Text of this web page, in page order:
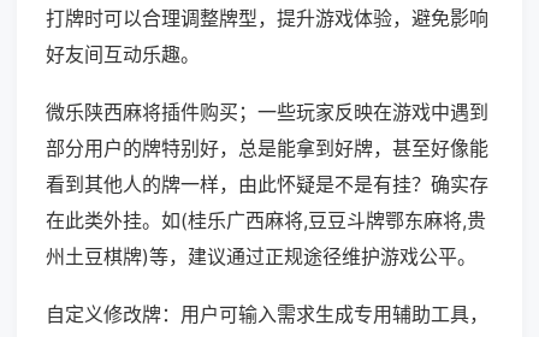
打牌时可以合理调整牌型，提升游戏体验，避免影响
好友间互动乐趣。
微乐陕西麻将插件购买；一些玩家反映在游戏中遇到
部分用户的牌特别好，总是能拿到好牌，甚至好像能
看到其他人的牌一样，由此怀疑是不是有挂？确实存
在此类外挂。如(桂乐广西麻将,豆豆斗牌鄂东麻将,贵
州土豆棋牌)等，建议通过正规途径维护游戏公平。
自定义修改牌：用户可输入需求生成专用辅助工具，